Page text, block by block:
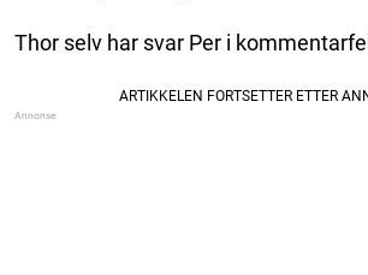
Thor selv har svar Per i